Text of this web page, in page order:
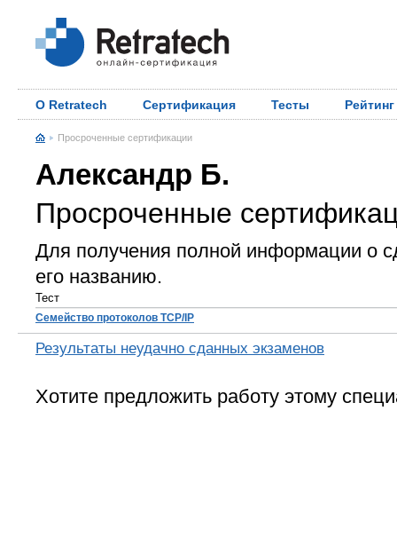
О Retratech Сертификация Тесты Рейтинг
Просроченные сертификации
Александр Б.
Просроченные
Для получения полной информации о
его названию.
Тест
Семейство протоколов TCP/IP
Результаты неудачно сданных экзаменов
Хотите предложить работу этому